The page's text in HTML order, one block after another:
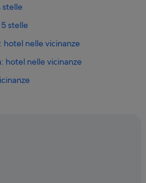
stelle
stelle
hotel nelle vicinanze
hotel nelle vicinanze
hotel nelle vicinanze
vicinanze
vicinanze